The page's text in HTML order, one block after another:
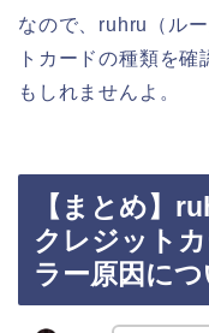
なので、ruhru（ル
トカードの種類を
もしれませんよ。
【まとめ】
クレジット
ラー原因に